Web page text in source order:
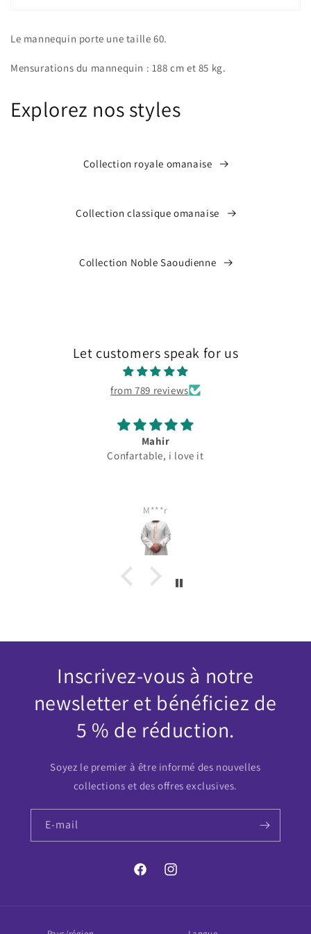
Le mannequin porte une taille 60.
Mensurations du mannequin : 188 cm et 85 kg.
Explorez nos styles
Collection royale omanaise
Collection classique omanaise
Collection Noble Saoudienne
Let customers speak for us
from 789 reviews
Mahir
Confartable, i love it
M***r
Inscrivez-vous à notre
newsletter et bénéficiez de
5 % de réduction.
Soyez le premier à être informé des nouvelles
collections et des offres exclusives.
E-mail
FacebookInstagram